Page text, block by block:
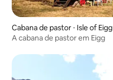
Cabana de pastor ⋅ Isle of Eigg
A cabana de pastor em Eigg